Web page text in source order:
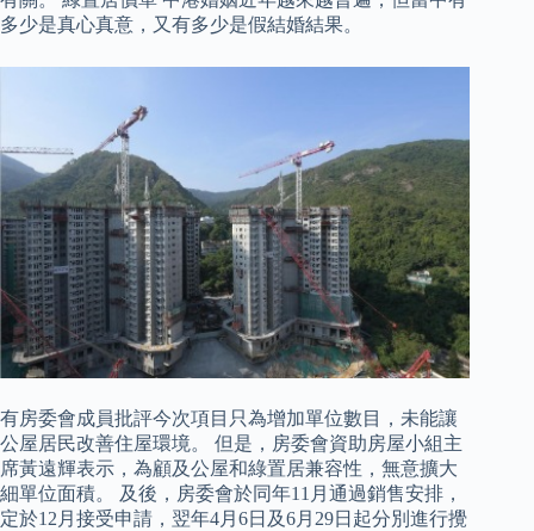
多少是真心真意，又有多少是假結婚結果。
有房委會成員批評今次項目只為增加單位數目，未能讓
公屋居民改善住屋環境。 但是，房委會資助房屋小組主
席黃遠輝表示，為顧及公屋和綠置居兼容性，無意擴大
細單位面積。 及後，房委會於同年11月通過銷售安排，
定於12月接受申請，翌年4月6日及6月29日起分別進行攪